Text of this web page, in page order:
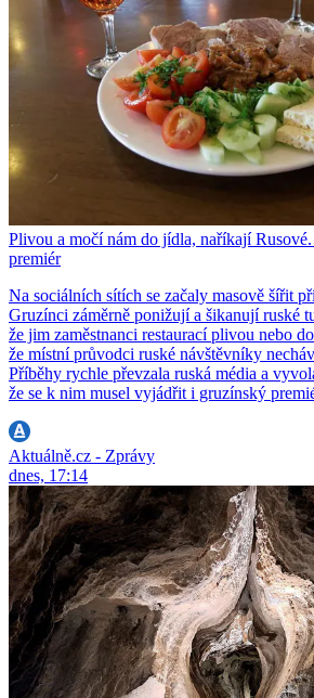
Plivou a močí nám do jídla, naříkají
premiér
Na sociálních sítích se začaly masově šířit
Gruzínci záměrně ponižují a šikanují ruské
že jim zaměstnanci restaurací plivou nebo
že místní průvodci ruské návštěvníky
Příběhy rychle převzala ruská média a
že se k nim musel vyjádřit i gruzínský
Aktuálně.cz - Zprávy
dnes, 17:14